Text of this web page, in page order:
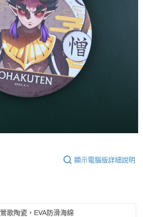
顯示電腦版詳細說明
鶯歌陶瓷，EVA防滑海綿